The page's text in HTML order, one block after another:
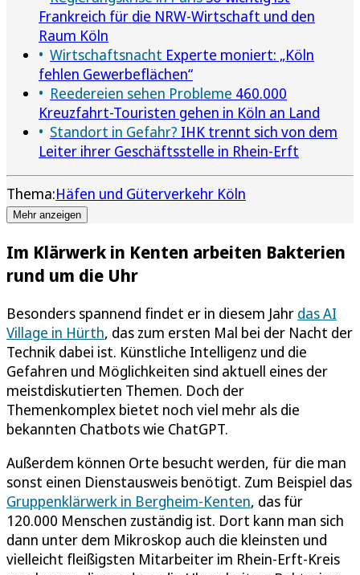
Frankreich für die NRW-Wirtschaft und den
Raum Köln
Wirtschaftsnacht Experte moniert: „Köln
fehlen Gewerbeflächen“
Reedereien sehen Probleme 460.000
Kreuzfahrt-Touristen gehen in Köln an Land
Standort in Gefahr? IHK trennt sich von dem
Leiter ihrer Geschäftsstelle in Rhein-Erft
Thema:Häfen und Güterverkehr Köln
Mehr anzeigen
Im Klärwerk in Kenten arbeiten Bakterien
rund um die Uhr
Besonders spannend findet er in diesem Jahr das AI
Village in Hürth, das zum ersten Mal bei der Nacht der
Technik dabei ist. Künstliche Intelligenz und die
Gefahren und Möglichkeiten sind aktuell eines der
meistdiskutierten Themen. Doch der
Themenkomplex bietet noch viel mehr als die
bekannten Chatbots wie ChatGPT.
Außerdem können Orte besucht werden, für die man
sonst einen Dienstausweis benötigt. Zum Beispiel das
Gruppenklärwerk in Bergheim-Kenten, das für
120.000 Menschen zuständig ist. Dort kann man sich
dann unter dem Mikroskop auch die kleinsten und
vielleicht fleißigsten Mitarbeiter im Rhein-Erft-Kreis